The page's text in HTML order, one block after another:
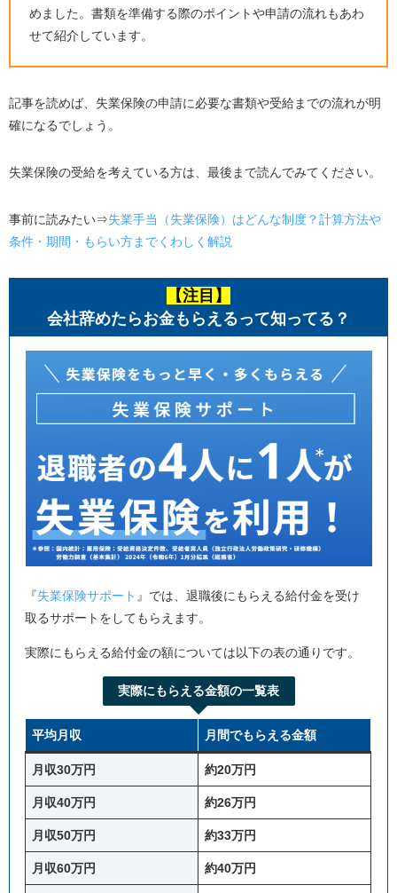
めました。書類を準備する際のポイントや申請の流れもあわ
せて紹介しています。
記事を読めば、失業保険の申請に必要な書類や受給までの流れが明
確になるでしょう。
失業保険の受給を考えている方は、最後まで読んでみてください。
事前に読みたい⇒失業手当（失業保険）はどんな制度？計算方法や
条件・期間・もらい方までくわしく解説
【注目】
会社辞めたらお金もらえるって知ってる？
『失業保険サポート 』では、退職後にもらえる給付金を受け
取るサポートをしてもらえます。
実際にもらえる給付金の額については以下の表の通りです。
実際にもらえる金額の一覧表
平均月収 月間でもらえる金額
月収30万円 約20万円
月収40万円 約26万円
月収50万円 約33万円
月収60万円 約40万円